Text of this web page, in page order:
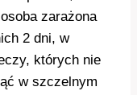
zarażona
2 dni, w
których nie
w szczelnym